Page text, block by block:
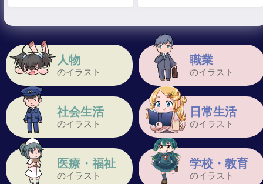
人物
のイラスト
職業
のイラスト
社会生活
のイラスト
日常生活
のイラスト
医療・福祉
のイラスト
学校・教育
のイラスト